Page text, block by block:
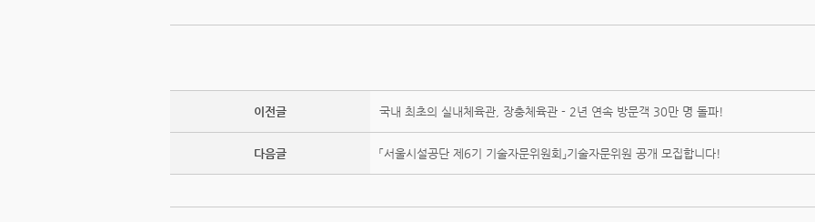
이전글 국내 최초의 실내체육관, 장충체육관 - 2년 연속 방문객 30만 명 돌파!
다음글 「서울시설공단 제6기 기술자문위원회」기술자문위원 공개 모집합니다!